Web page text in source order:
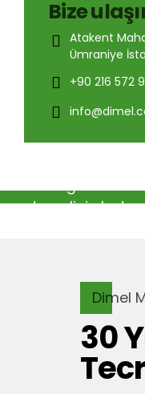
Bize
Atakent
Ümraniye
+90 216 572
verdiğimiz
temelini
Dimel
30